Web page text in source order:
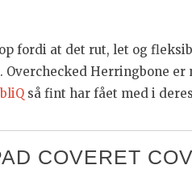
fordi at det rut, let og
Overchecked Herringbone
så fint har fået med i
COVERET